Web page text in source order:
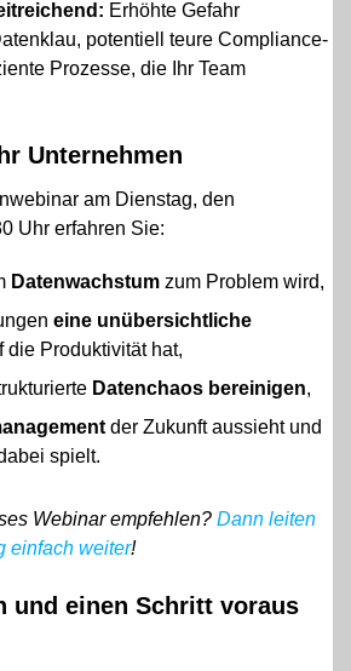
Erhöhte Gefahr
potentiell teure Compliance-
Prozesse, die Ihr Team
Unternehmen
am Dienstag, den
Uhr erfahren Sie:
Datenwachstum zum Problem wird,
eine unübersichtliche
die Produktivität hat,
Datenchaos bereinigen,
der Zukunft aussieht und
spielt.
Webinar empfehlen? Dann leiten
einfach weiter!
und einen Schritt voraus